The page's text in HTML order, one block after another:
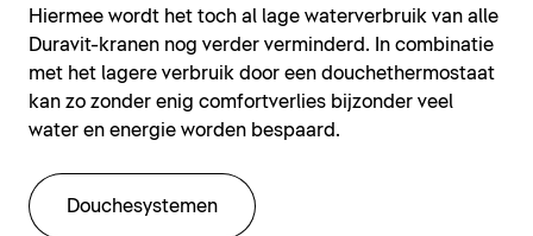
Hiermee wordt het toch al lage waterverbruik van alle
Duravit-kranen nog verder verminderd. In combinatie
met het lagere verbruik door een douchethermostaat
kan zo zonder enig comfortverlies bijzonder veel
water en energie worden bespaard.
Douchesystemen